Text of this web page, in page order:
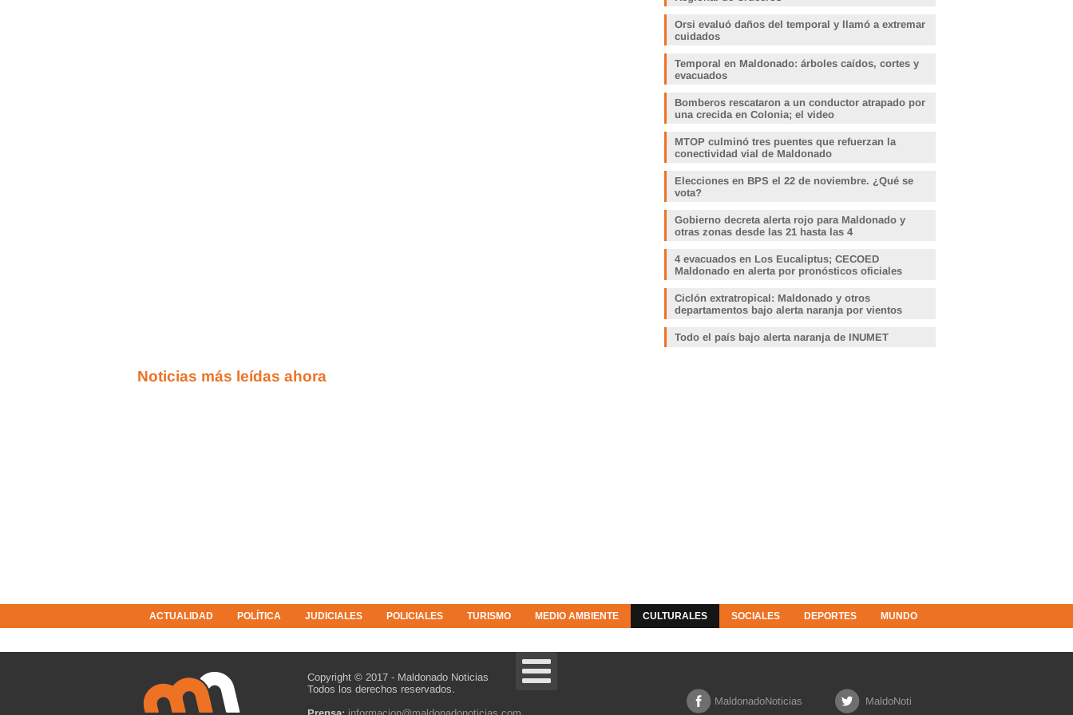
Orsi evaluó daños del temporal y llamó a extremar
cuidados
Temporal en Maldonado: árboles caídos, cortes y
evacuados
Bomberos rescataron a un conductor atrapado por
una crecida en Colonia; el video
MTOP culminó tres puentes que refuerzan la
conectividad vial de Maldonado
Elecciones en BPS el 22 de noviembre. ¿Qué se
vota?
Gobierno decreta alerta rojo para Maldonado y
otras zonas desde las 21 hasta las 4
4 evacuados en Los Eucaliptus; CECOED
Maldonado en alerta por pronósticos oficiales
Ciclón extratropical: Maldonado y otros
departamentos bajo alerta naranja por vientos
Todo el país bajo alerta naranja de INUMET
Noticias más leídas ahora
ACTUALIDAD POLÍTICA JUDICIALES POLICIALES TURISMO MEDIO AMBIENTE CULTURALES SOCIALES DEPORTES MUNDO
Copyright © 2017 - Maldonado Noticias
Todos los derechos reservados.
MaldonadoNoticias MaldoNoti